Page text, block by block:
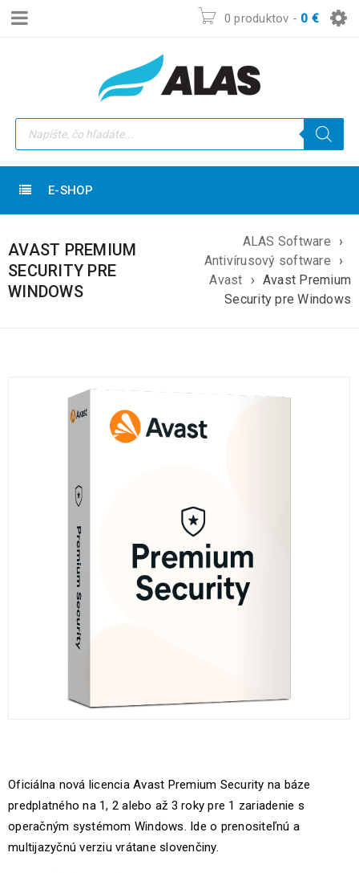
0 produktov - 0 €
E-SHOP
AVAST PREMIUM
SECURITY PRE
WINDOWS
ALAS Software
›
Antivírusový software
›
Avast
› Avast Premium
Security pre Windows
Oficiálna nová licencia Avast Premium Security na báze
predplatného na 1, 2 alebo až 3 roky pre 1 zariadenie s
operačným systémom Windows. Ide o prenositeľnú a
multijazyčnú verziu vrátane slovenčiny.